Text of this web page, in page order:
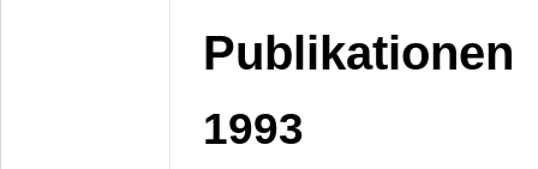
Publikationen
1993